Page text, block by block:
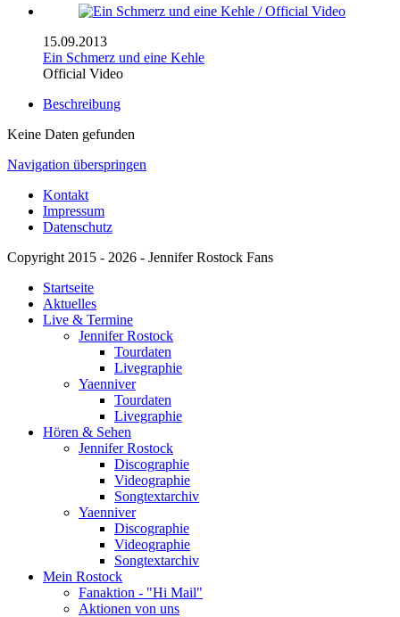
15.09.2013
Ein Schmerz und eine Kehle
Official Video
Beschreibung
Keine Daten gefunden
Navigation überspringen
Kontakt
Impressum
Datenschutz
Copyright 2015 - 2026 - Jennifer Rostock Fans
Startseite
Aktuelles
Live & Termine
Jennifer Rostock
Tourdaten
Livegraphie
Yaenniver
Tourdaten
Livegraphie
Hören & Sehen
Jennifer Rostock
Discographie
Videographie
Songtextarchiv
Yaenniver
Discographie
Videographie
Songtextarchiv
Mein Rostock
Fanaktion - "Hi Mail"
Aktionen von uns